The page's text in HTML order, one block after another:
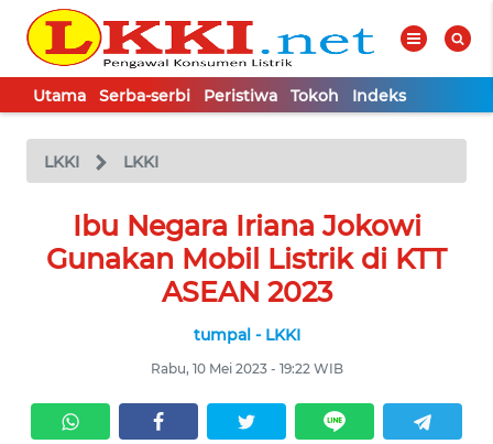
Utama Serba-serbi Peristiwa Tokoh Indeks
LKKI LKKI
Ibu Negara Iriana Jokowi
Gunakan Mobil Listrik di KTT
ASEAN 2023
tumpal - LKKI
Rabu, 10 Mei 2023 - 19:22 WIB
TV
Tutup
UTAMA
TOKOH